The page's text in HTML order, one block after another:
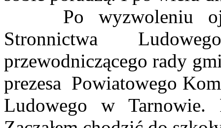
Po wyzwoleniu
Stronnictwa
przewodniczącego rady
prezesa Powiatowego
Ludowego w